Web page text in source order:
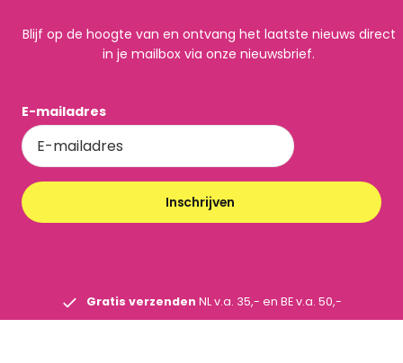
Blijf op de hoogte van en ontvang het laatste nieuws direct
in je mailbox via onze nieuwsbrief.
E-mailadres
Inschrijven
Gratis verzenden NL v.a. 35,- en BE v.a. 50,-